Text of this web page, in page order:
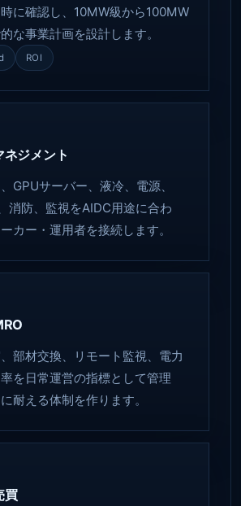
に確認し、10MW級から100MW
な事業計画を設計します。
ROI
ジメント
GPUサーバー、液冷、電源、
消防、監視をAIDC用途に合わ
カー・運用者を接続します。
部材交換、リモート監視、電力
を日常運営の指標として管理
耐える体制を作ります。
買